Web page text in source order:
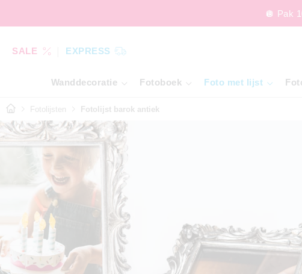
🪩 Pak
SALE EXPRESS
Wanddecoratie Fotoboek Foto met lijst
Fotolijsten Fotolijst barok antiek